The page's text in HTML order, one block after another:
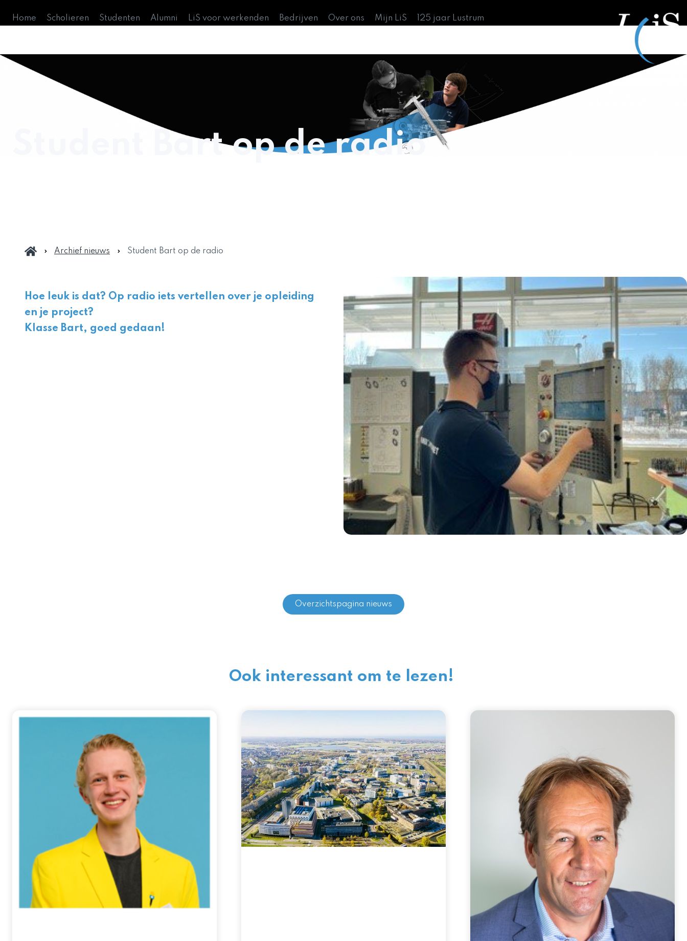
Home Scholieren Studenten Alumni LiS voor werkenden Bedrijven Over ons Mijn LiS 125 jaar Lustrum
Student Bart op de radio
Archief nieuws Student Bart op de radio
Hoe leuk is dat? Op radio iets vertellen over je opleiding
en je project?
Klasse Bart, goed gedaan!
Overzichtspagina nieuws
Ook interessant om te lezen!